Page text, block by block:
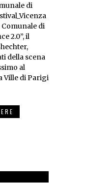
di
Comunale di
2.0”, il
della scena
al
Ville di Parigi